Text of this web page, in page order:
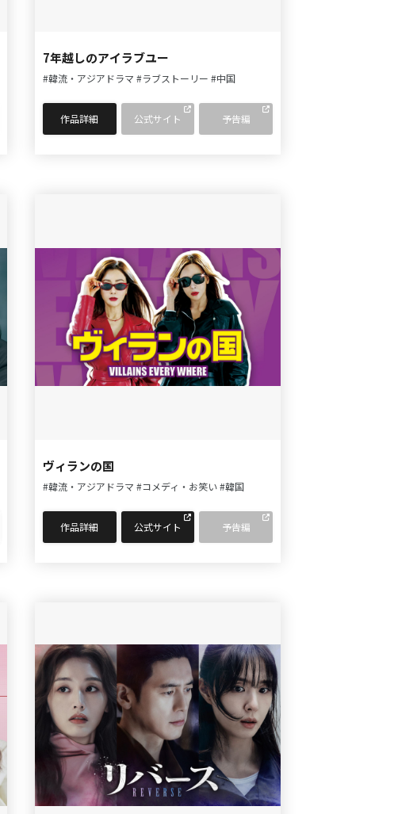
7年越しのアイラブユー
#韓流・アジアドラマ #ラブストーリー #中国
作品詳細 公式サイト 予告編
ヴィランの国
#韓流・アジアドラマ #コメディ・お笑い#韓国
作品詳細 公式サイト 予告編